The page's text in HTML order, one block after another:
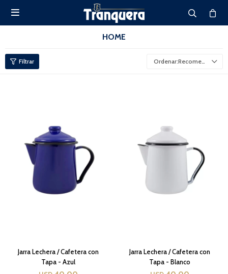

HOME
Recomendados
Jarra Lechera / Cafetera con
Tapa - Azul
Jarra Lechera / Cafetera con
Tapa - Blanco